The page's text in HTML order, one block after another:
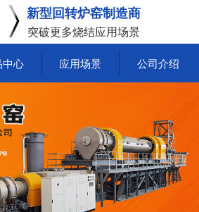
新型回转炉窑制造商
突破更多烧结应用场景
中心 应用场景 公司介绍